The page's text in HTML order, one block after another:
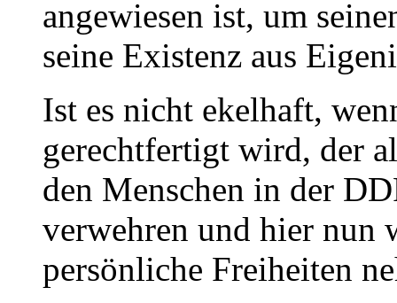
angewiesen ist, um
seine Existenz aus
Ist es nicht ekelhaft,
gerechtfertigt wird, der
den Menschen in der
verwehren und hier nun
persönliche Freiheiten